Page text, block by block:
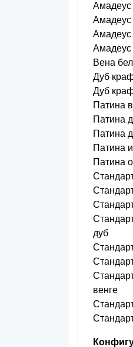
Амадеус
Амадеус
Амадеус
Вена
Дуб
Дуб
Патина
Патина
Патина
Патина
Патина
дуб
венге